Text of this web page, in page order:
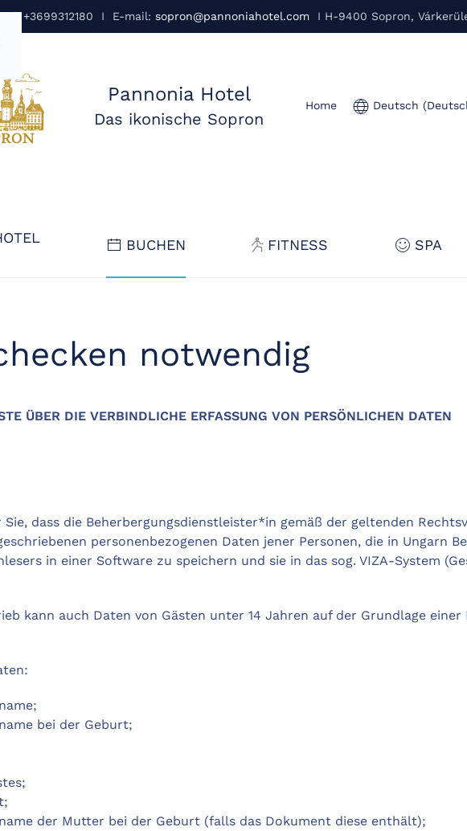
+3699312180 I E-mail: sopron@pannoniahotel.com I H-9400 Sopron,
Pannonia Hotel
Das ikonische Sopron
Home Deutsch
BUCHEN FITNESS SPA
notwendig
ÜBER DIE VERBINDLICHE ERFASSUNG VON PERSÖNLICHEN DATEN
dass die Beherbergungsdienstleister*in gemäß der geltenden
personenbezogenen Daten jener Personen, die in Ungarn
in einer Software zu speichern und sie in das sog. VIZA-System
kann auch Daten von Gästen unter 14 Jahren auf der Grundlage
bei der Geburt;
der Mutter bei der Geburt (falls das Dokument diese enthält);